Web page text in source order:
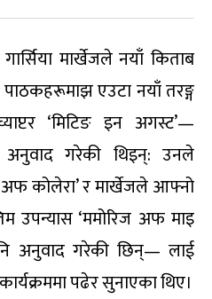
मार्खेजले नयाँ किताब
एउटा नयाँ तरङ्ग
‘मिटिङ इन अगस्ट’—
गरेकी थिइन्: उनले
कोलेरा’ र मार्खेजले आफ्नो
उपन्यास ‘ममोरिज अफ माइ
अनुवाद गरेकी छिन्— लाई
पढेर सुनाएका थिए।